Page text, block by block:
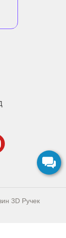
3D Ручек